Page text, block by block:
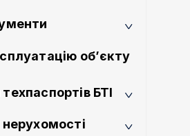
об’єкту
БТІ
нерухомості